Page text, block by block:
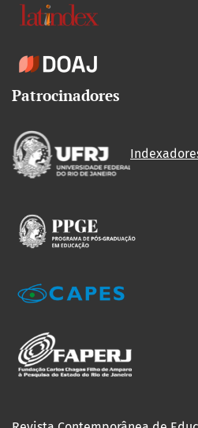
Patrocinadores